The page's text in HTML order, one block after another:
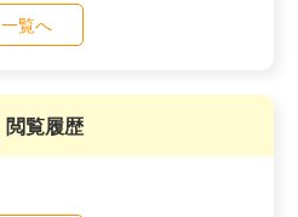
一覧へ
閲覧履歴